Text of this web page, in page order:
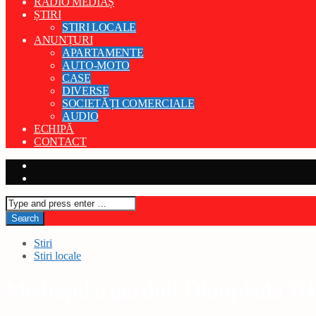
ȘTIRI
STIRI LOCALE
ANUNȚURI
APARTAMENTE
AUTO-MOTO
CASE
DIVERSE
SOCIETĂȚI COMERCIALE
AUDIO
ECHIPĂ
CONTACT
Stiri
Stiri locale